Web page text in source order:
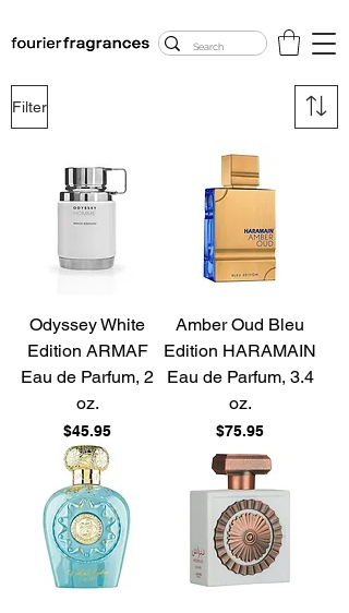
Filter
Odyssey White
Edition ARMAF
Eau de Parfum, 2
oz.
Price
$45.95
Amber Oud Bleu
Edition HARAMAIN
Eau de Parfum, 3.4
oz.
Price
$75.95